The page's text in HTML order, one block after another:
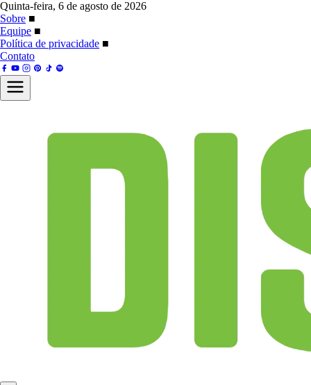
Quinta-feira, 6 de agosto de 2026
Sobre ■
Equipe ■
Política de privacidade ■
Contato